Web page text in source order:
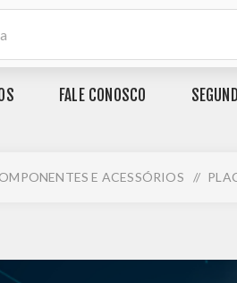
FALE CONOSCO
E ACESSÓRIOS /